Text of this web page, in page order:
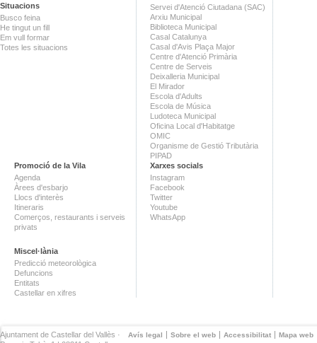
Situacions
Busco feina
He tingut un fill
Em vull formar
Totes les situacions
Servei d'Atenció Ciutadana (SAC)
Arxiu Municipal
Biblioteca Municipal
Casal Catalunya
Casal d'Avis Plaça Major
Centre d'Atenció Primària
Centre de Serveis
Deixalleria Municipal
El Mirador
Escola d'Adults
Escola de Música
Ludoteca Municipal
Oficina Local d'Habitatge
OMIC
Organisme de Gestió Tributària
PIPAD
Promoció de la Vila
Agenda
Àrees d'esbarjo
Llocs d'interès
Itineraris
Comerços, restaurants i serveis
privats
Miscel·lània
Predicció meteorològica
Defuncions
Entitats
Castellar en xifres
Xarxes socials
Instagram
Facebook
Twitter
Youtube
WhatsApp
Avís legal Sobre el web Accessibilitat Mapa web
Ajuntament de Castellar del Vallès ·